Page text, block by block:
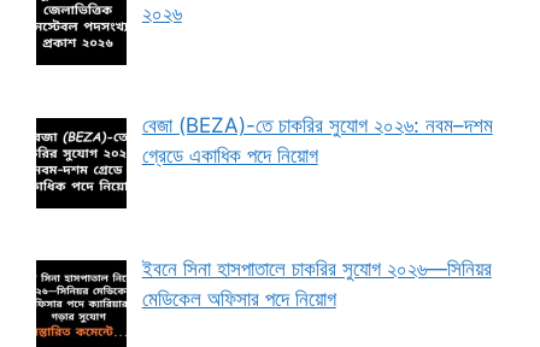
২০২৬
বেজা (BEZA)-তে চাকরির সুযোগ ২০২৬: নবম–দশম
গ্রেডে একাধিক পদে নিয়োগ
ইবনে সিনা হাসপাতালে চাকরির সুযোগ ২০২৬—সিনিয়র
মেডিকেল অফিসার পদে নিয়োগ